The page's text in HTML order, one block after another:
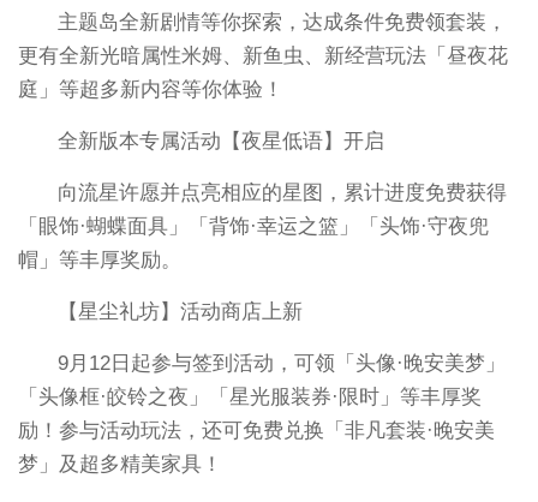
主题岛全新剧情等你探索，达成条件免费领套装，
更有全新光暗属性米姆、新鱼虫、新经营玩法「昼夜花
庭」等超多新内容等你体验！
全新版本专属活动【夜星低语】开启
向流星许愿并点亮相应的星图，累计进度免费获得
「眼饰·蝴蝶面具」「背饰·幸运之篮」「头饰·守夜兜
帽」等丰厚奖励。
【星尘礼坊】活动商店上新
9月12日起参与签到活动，可领「头像·晚安美梦」
「头像框·皎铃之夜」「星光服装券·限时」等丰厚奖
励！参与活动玩法，还可免费兑换「非凡套装·晚安美
梦」及超多精美家具！